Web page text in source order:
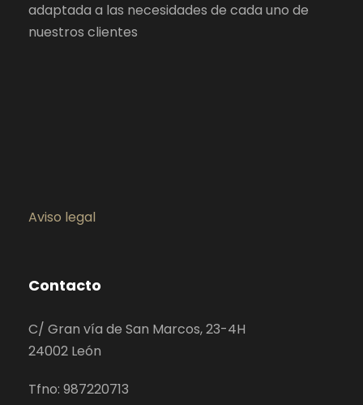
adaptada a las necesidades de cada uno de
nuestros clientes
Aviso legal
Contacto
C/ Gran vía de San Marcos, 23-4H
24002 León
Tfno: 987220713